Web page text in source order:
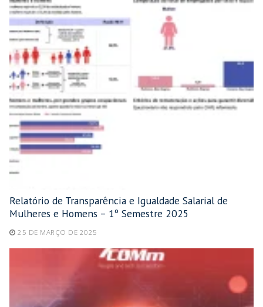
Relatório de Transparência e Igualdade Salarial de
Mulheres e Homens – 1º Semestre 2025
25 DE MARÇO DE 2025